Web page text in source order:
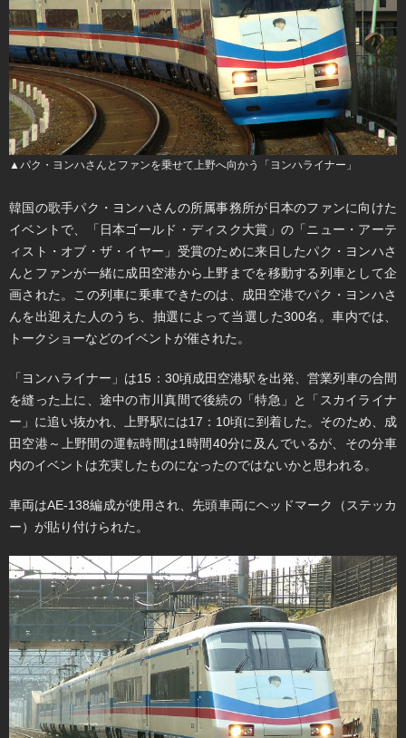
▲パク・ヨンハさんとファンを乗せて上野へ向かう「ヨンハライナー」
韓国の歌手パク・ヨンハさんの所属事務所が日本のファンに向けた
イベントで、「日本ゴールド・ディスク大賞」の「ニュー・アーテ
ィスト・オブ・ザ・イヤー」受賞のために来日したパク・ヨンハさ
んとファンが一緒に成田空港から上野までを移動する列車として企
画された。この列車に乗車できたのは、成田空港でパク・ヨンハさ
んを出迎えた人のうち、抽選によって当選した300名。車内では、
トークショーなどのイベントが催された。
「ヨンハライナー」は15：30頃成田空港駅を出発、営業列車の合間
を縫った上に、途中の市川真間で後続の「特急」と「スカイライナ
ー」に追い抜かれ、上野駅には17：10頃に到着した。そのため、成
田空港～上野間の運転時間は1時間40分に及んでいるが、その分車
内のイベントは充実したものになったのではないかと思われる。
車両はAE-138編成が使用され、先頭車両にヘッドマーク（ステッカ
ー）が貼り付けられた。